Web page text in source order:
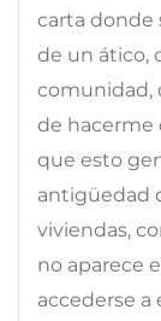
carta donde
de un ático,
comunidad,
de hacerme
que esto
antigüedad
viviendas,
no aparece
accederse a